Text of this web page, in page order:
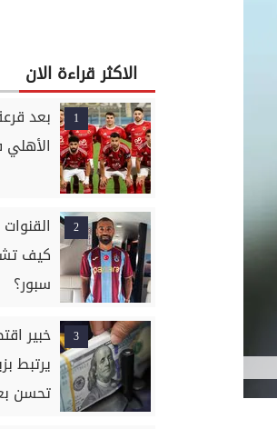
الاكثر قراءة الان
1
بعد
الأهلي
2
كيف
سبور؟
3
خبير
يرتبط
تحسن